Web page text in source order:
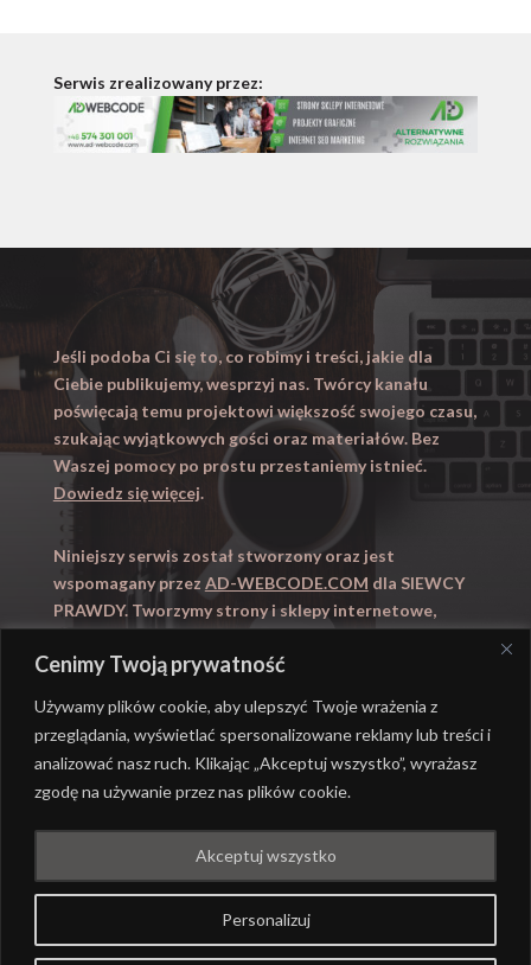
Cenimy Twoją prywatność
Używamy plików cookie, aby ulepszyć Twoje wrażenia z
przeglądania, wyświetlać spersonalizowane reklamy lub treści i
analizować nasz ruch. Klikając „Akceptuj wszystko”, wyrażasz
zgodę na używanie przez nas plików cookie.
Personalizuj
Akceptuj wszystko
Serwis zrealizowany przez:
Jeśli podoba Ci się to, co robimy i treści, jakie dla
Ciebie publikujemy, wesprzyj nas. Twórcy kanału
poświęcają temu projektowi większość swojego czasu,
szukając wyjątkowych gości oraz materiałów. Bez
Waszej pomocy po prostu przestaniemy istnieć.
Dowiedz się więcej.
Niniejszy serwis został stworzony oraz jest
wspomagany przez AD-WEBCODE.COM dla SIEWCY
PRAWDY. Tworzymy strony i sklepy internetowe,
Zapraszamy takze naWYUCZENI.PL
AD-WEBCODE.COM
PRAWDY |POLITYKA PRYWATNOŚCI